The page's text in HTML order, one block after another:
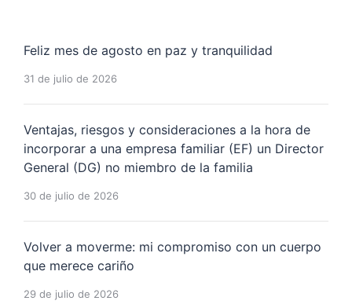
Feliz mes de agosto en paz y tranquilidad
31 de julio de 2026
Ventajas, riesgos y consideraciones a la hora de
incorporar a una empresa familiar (EF) un Director
General (DG) no miembro de la familia
30 de julio de 2026
Volver a moverme: mi compromiso con un cuerpo
que merece cariño
29 de julio de 2026